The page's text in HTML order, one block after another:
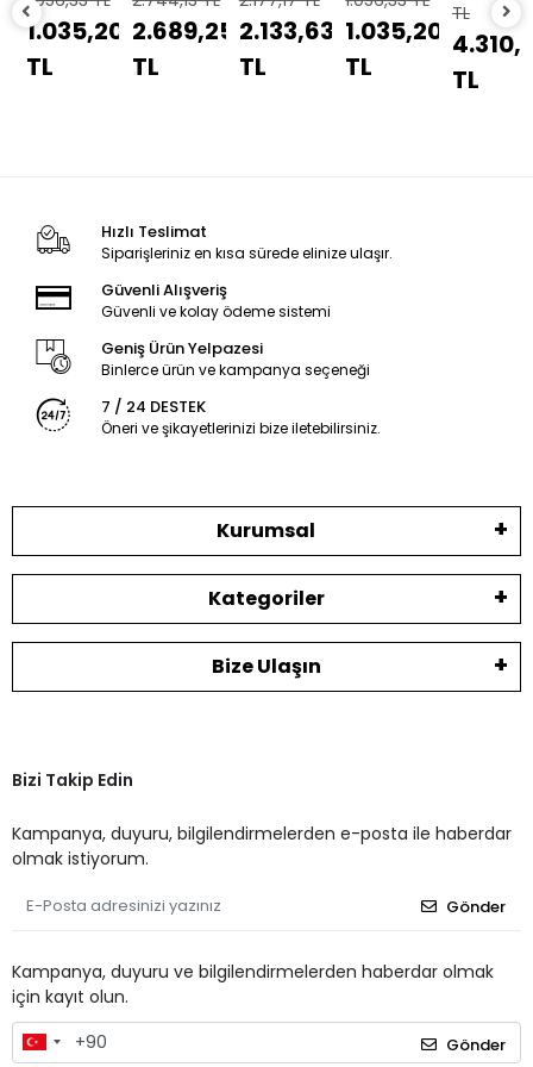
%2
Karavan
Dış
Tente
2.689,25%2
Karavan
Dış
Tente
2.133,63%2
Spiral
Tekne,
Günışığı
Karavan
1.035,20%2
SabreLink
150
Led
Kumandalı
TL
4.310,91 %2Sarı
Hızlı Teslimat
Siparişleriniz en kısa sürede elinize ulaşır.
Güvenli Alışveriş
Güvenli ve kolay ödeme sistemi
Geniş Ürün Yelpazesi
Binlerce ürün ve kampanya seçeneği
7 / 24 DESTEK
Öneri ve şikayetlerinizi bize iletebilirsiniz.
Kurumsal
Kategoriler
Bize Ulaşın
Bizi Takip Edin
Kampanya, duyuru, bilgilendirmelerden e-posta ile haberdar
olmak istiyorum.
Gönder
Kampanya, duyuru ve bilgilendirmelerden haberdar olmak
için kayıt olun.
Gönder